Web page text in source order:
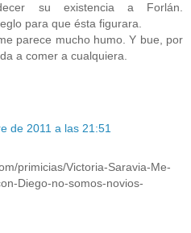
su existencia a Forlán.
para que ésta figurara.
parece mucho humo. Y bue, por
a comer a cualquiera.
de 2011 a las 21:51
primicias/Victoria-Saravia-Me-
Diego-no-somos-novios-